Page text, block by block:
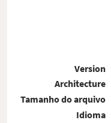
Version
Architecture
Tamanho do arquivo
Idioma